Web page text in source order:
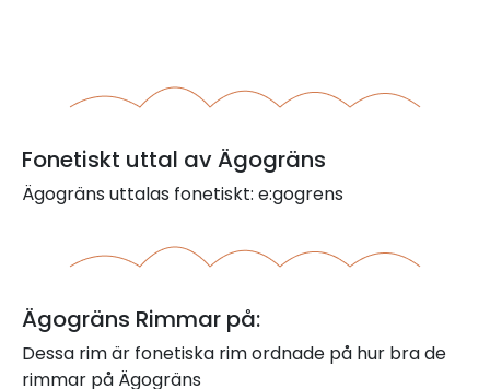
Fonetiskt uttal av Ägogräns
Ägogräns uttalas fonetiskt: e:gogrens
Ägogräns Rimmar på:
Dessa rim är fonetiska rim ordnade på hur bra de
rimmar på Ägogräns